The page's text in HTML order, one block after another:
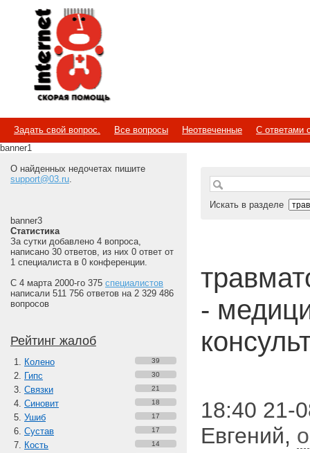
Internet
Скорая помощь
Задать свой вопрос. Все вопросы Неотвеченные
С ответами
banner1
О найденных недочетах пишите
support@03.ru.
banner3
Статистика
За сутки добавлено 4 вопроса,
написано 30 ответов, из них 0 ответ от
1 специалиста в 0 конференции.
С 4 марта 2000-го 375 специалистов
написали 511 756 ответов на 2 329 486
вопросов
Рейтинг жалоб
Колено 39
Гипс 30
Связки 21
Синовит 18
Ушиб 17
Сустав 17
Кость 14
Искать в разделе
-
18:40 21-
Евгений,